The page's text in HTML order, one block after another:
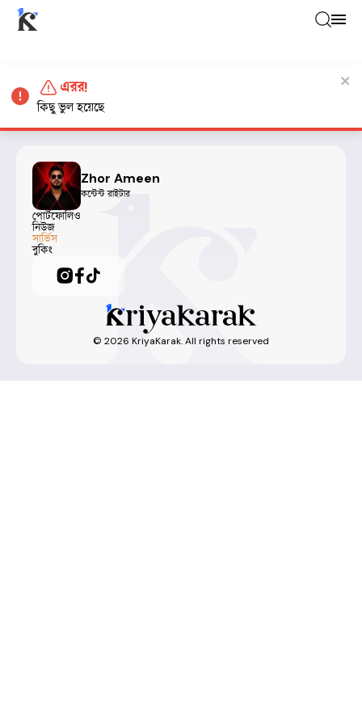
Zhor Ameen
কন্টেন্ট রাইটার
পোর্টফোলিও
নিউজ
সার্ভিস
বুকিং
© 2026 KriyaKarak. All rights reserved
এরর!
কিছু ভুল হয়েছে